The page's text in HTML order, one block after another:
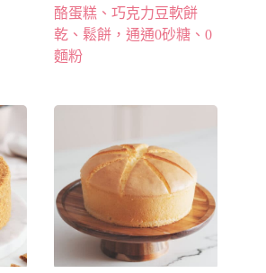
酪蛋糕、巧克力豆軟餅
乾、鬆餅，通通0砂糖、0
麵粉